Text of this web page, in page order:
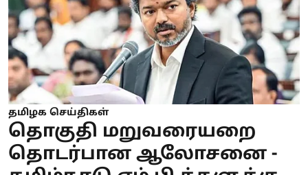
தமிழக செய்திகள்
தொகுதி மறுவரையறை
தொடர்பான ஆலோசனை -